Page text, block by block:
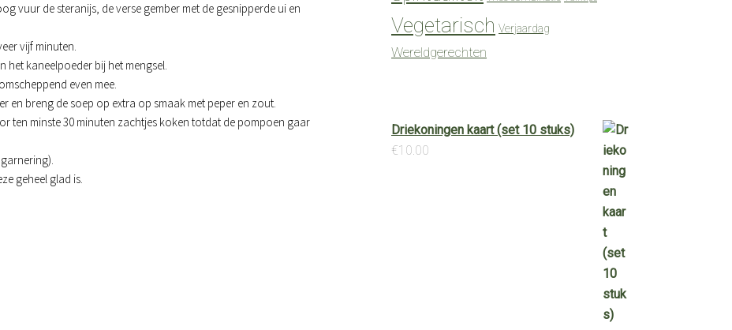
vuur de steranijs, de verse gember met de gesnipperde ui en
vijf minuten.
het kaneelpoeder bij het mengsel.
even mee.
en breng de soep op extra op smaak met peper en zout.
ten minste 30 minuten zachtjes koken totdat de pompoen gaar
geheel glad is.
Vegetarisch Verjaardag
Wereldgerechten
Driekoningen kaart (set 10 stuks)
€10.00